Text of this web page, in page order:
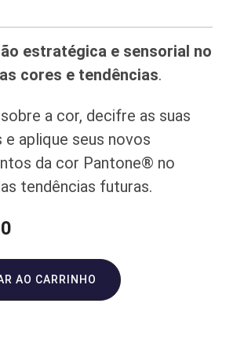
estratégica e sensorial no
cores e tendências.
a cor, decifre as suas
e aplique seus novos
da cor Pantone® no
tendências futuras.
AO CARRINHO